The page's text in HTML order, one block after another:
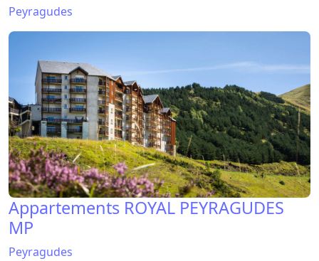
Peyragudes
Appartements ROYAL PEYRAGUDES
MP
Peyragudes